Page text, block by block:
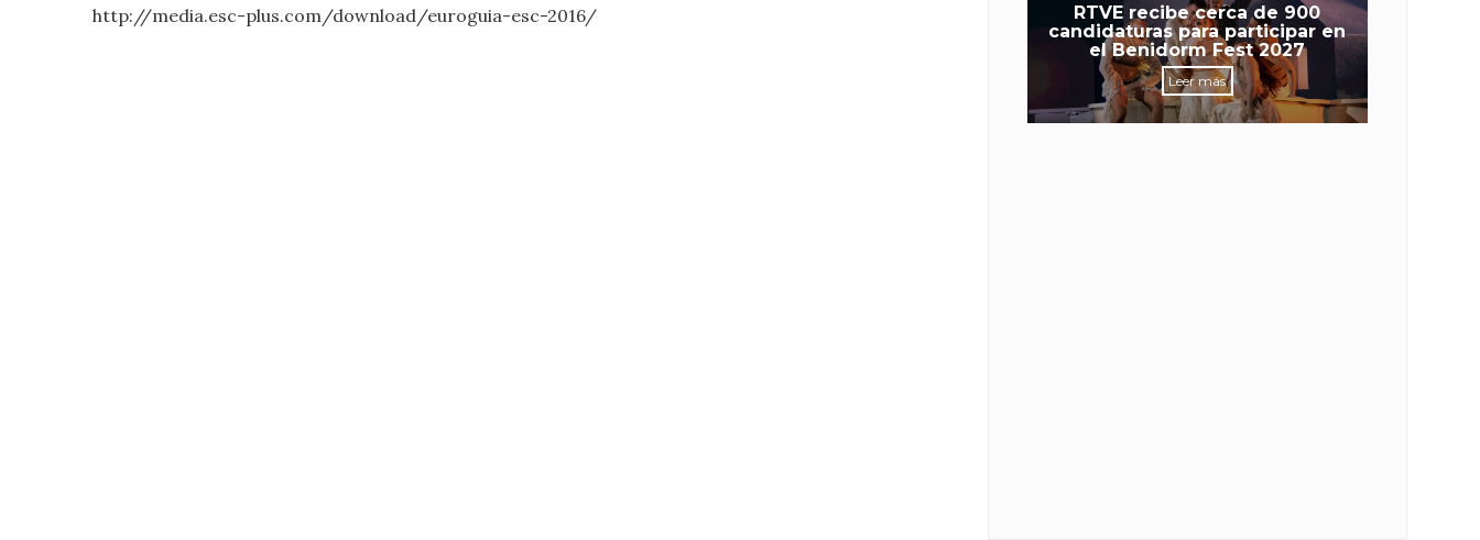
http://media.esc-plus.com/download/euroguia-esc-2016/
RTVE recibe cerca de 900
candidaturas para participar en
el Benidorm Fest 2027
Leer más